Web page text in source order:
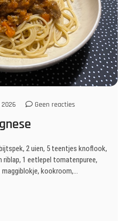
2026 Geen reacties
2 uien, 5 teentjes knoflook,
1 eetlepel tomatenpuree,
kookroom,…